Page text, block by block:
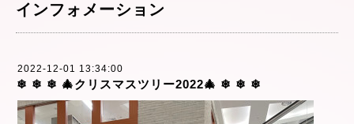
インフォメーション
2022-12-01 13:34:00
❄︎ ❄︎ ❄︎ 🎄クリスマスツリー2022🎄 ❄︎ ❄︎ ❄︎